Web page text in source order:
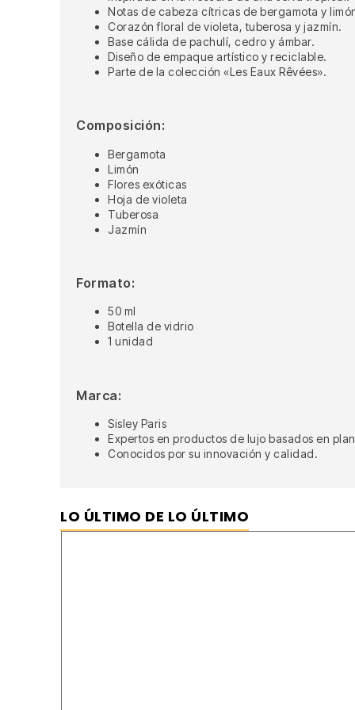
Notas de cabeza cítricas de bergamota y
Corazón floral de violeta, tuberosa y jazmín.
Base cálida de pachulí, cedro y ámbar.
Diseño de empaque artístico y reciclable.
Parte de la colección «Les Eaux Rêvées».
Composición:
Bergamota
Limón
Flores exóticas
Hoja de violeta
Tuberosa
Jazmín
Formato:
50 ml
Botella de vidrio
1 unidad
Marca:
Sisley Paris
Expertos en productos de lujo basados en
Conocidos por su innovación y calidad.
LO ÚLTIMO DE LO ÚLTIMO